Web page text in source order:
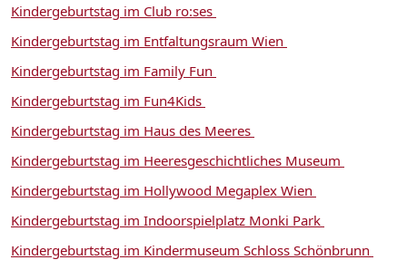
Kindergeburtstag im Club ro:ses
Kindergeburtstag im Entfaltungsraum Wien
Kindergeburtstag im Family Fun
Kindergeburtstag im Fun4Kids
Kindergeburtstag im Haus des Meeres
Kindergeburtstag im Heeresgeschichtliches Museum
Kindergeburtstag im Hollywood Megaplex Wien
Kindergeburtstag im Indoorspielplatz Monki Park
Kindergeburtstag im Kindermuseum Schloss Schönbrunn